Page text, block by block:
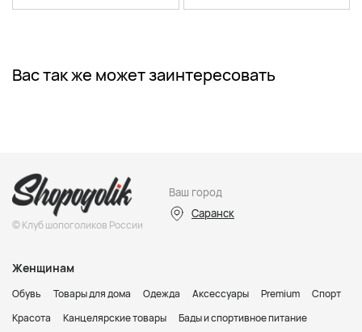
Вас так же может заинтересовать
© Клуб шопоголиков России
Ваш город
Саранск
Женщинам
Обувь Товары для дома Одежда Аксессуары Premium
Спорт
Красота
Канцелярские товары
Бады и спортивное питание